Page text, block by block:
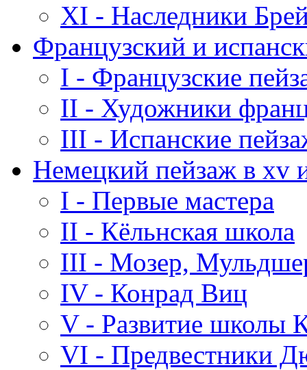
XI - Наследники
Французский и
I - Французские
II - Художники
III - Испанские
Немецкий пейзаж в xv
I - Первые мастера
II - Кёльнская школа
III - Мозер,
IV - Конрад Виц
V - Развитие школы
VI - Предвестники